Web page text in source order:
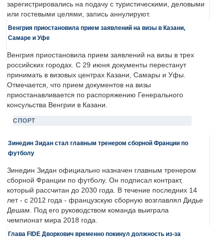
зарегистрировались на подачу с туристическими, деловыми
или гостевыми целями, запись аннулируют.
Венгрия приостановила прием заявлений на визы в Казани,
Самаре и Уфе
Венгрия приостановила прием заявлений на визы в трех
российских городах. С 29 июня документы перестанут
принимать в визовых центрах Казани, Самары и Уфы.
Отмечается, что прием документов на визы
приостанавливается по распоряжению Генерального
консульства Венгрии в Казани.
СПОРТ
Зинедин Зидан стал главным тренером сборной Франции по
футболу
Зинедин Зидан официально назначен главным тренером
сборной Франции по футболу. Он подписал контракт,
который рассчитан до 2030 года. В течение последних 14
лет - с 2012 года - французскую сборную возглавлял Дидье
Дешам. Под его руководством команда выиграла
чемпионат мира 2018 года.
Глава FIDE Дворкович временно покинул должность из-за